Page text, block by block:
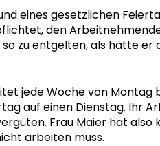
eines gesetzlichen
den
zu entgelten, als hätte er
jede Woche von Montag
auf einen Dienstag. Ihr
Frau Maier hat also
arbeiten muss.